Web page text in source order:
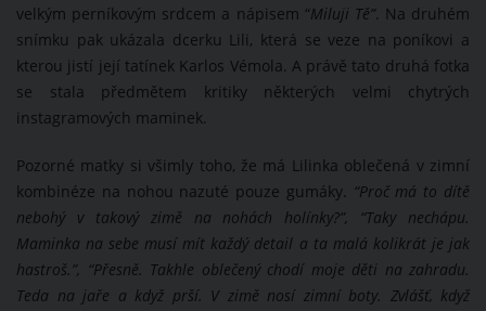
velkým perníkovým srdcem a nápisem “Miluji Tě”. Na druhém
snímku pak ukázala dcerku Lili, která se veze na poníkovi a
kterou jistí její tatínek Karlos Vémola. A právě tato druhá fotka
se stala předmětem kritiky některých velmi chytrých
instagramových maminek.
Pozorné matky si všimly toho, že má Lilinka oblečená v zimní
kombinéze na nohou nazuté pouze gumáky. “Proč má to dítě
nebohý v takový zimě na nohách holínky?”, “Taky nechápu.
Maminka na sebe musí mít každý detail a ta malá kolikrát je jak
hastroš.”, “Přesně. Takhle oblečený chodí moje děti na zahradu.
Teda na jaře a když prší. V zimě nosí zimní boty. Zvlášť, když